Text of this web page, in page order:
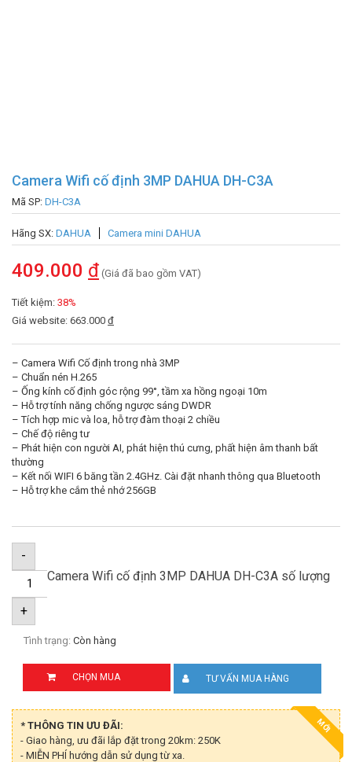
Camera Wifi cố định 3MP DAHUA DH-C3A
Mã SP: DH-C3A
Hãng SX: DAHUA Camera mini DAHUA
409.000 đ (Giá đã bao gồm VAT)
Tiết kiệm: 38%
Giá website: 663.000 đ
– Camera Wifi Cố định trong nhà 3MP
– Chuẩn nén H.265
– Ống kính cố định góc rộng 99°, tầm xa hồng ngoại 10m
– Hỗ trợ tính năng chống ngược sáng DWDR
– Tích hợp mic và loa, hỗ trợ đàm thoại 2 chiều
– Chế độ riêng tư
– Phát hiện con người AI, phát hiện thú cưng, phất hiện âm thanh bất
thường
– Kết nối WIFI 6 băng tần 2.4GHz. Cài đặt nhanh thông qua Bluetooth
– Hỗ trợ khe cắm thẻ nhớ 256GB
-
Camera Wifi cố định 3MP DAHUA DH-C3A số lượng
+
Tình trạng: Còn hàng
CHỌN MUA TƯ VẤN MUA HÀNG
MỚI
* THÔNG TIN ƯU ĐÃI:
- Giao hàng, ưu đãi lắp đặt trong 20km: 250K
- MIỄN PHÍ hướng dẫn sử dụng từ xa.